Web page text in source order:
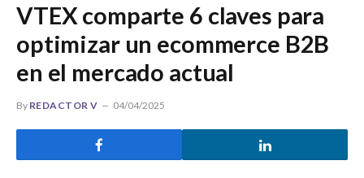
VTEX comparte 6 claves para
optimizar un ecommerce B2B
en el mercado actual
By REDACTOR V 04/04/2025